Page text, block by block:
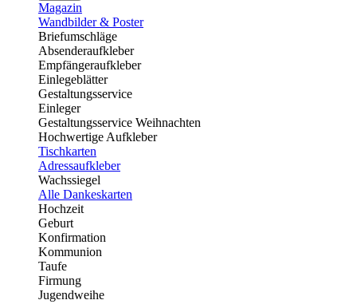
Magazin
Wandbilder & Poster
Briefumschläge
Absenderaufkleber
Empfängeraufkleber
Einlegeblätter
Gestaltungsservice
Einleger
Gestaltungsservice Weihnachten
Hochwertige Aufkleber
Tischkarten
Adressaufkleber
Wachssiegel
Alle Dankeskarten
Hochzeit
Geburt
Konfirmation
Kommunion
Taufe
Firmung
Jugendweihe